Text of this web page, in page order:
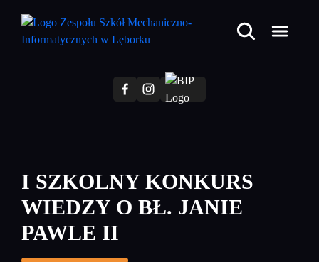
treści
I SZKOLNY KONKURS
WIEDZY O BŁ. JANIE
PAWLE II